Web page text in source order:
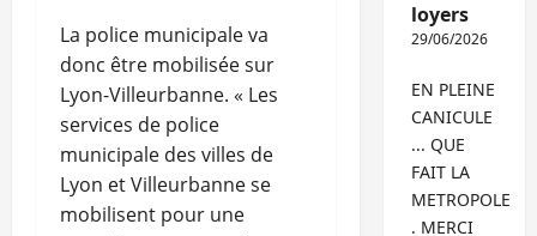
La police municipale va
donc être mobilisée sur
Lyon-Villeurbanne. « Les
services de police
municipale des villes de
Lyon et Villeurbanne se
mobilisent pour une
loyers
29/06/2026
EN PLEINE
CANICULE
... QUE
FAIT LA
METROPOLE
. MERCI